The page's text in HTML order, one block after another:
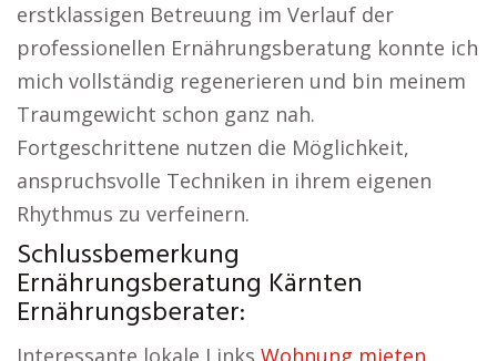
erstklassigen Betreuung im Verlauf der
professionellen Ernährungsberatung konnte ich
mich vollständig regenerieren und bin meinem
Traumgewicht schon ganz nah.
Fortgeschrittene nutzen die Möglichkeit,
anspruchsvolle Techniken in ihrem eigenen
Rhythmus zu verfeinern.
Schlussbemerkung
Ernährungsberatung Kärnten
Ernährungsberater:
Interessante lokale Links Wohnung mieten